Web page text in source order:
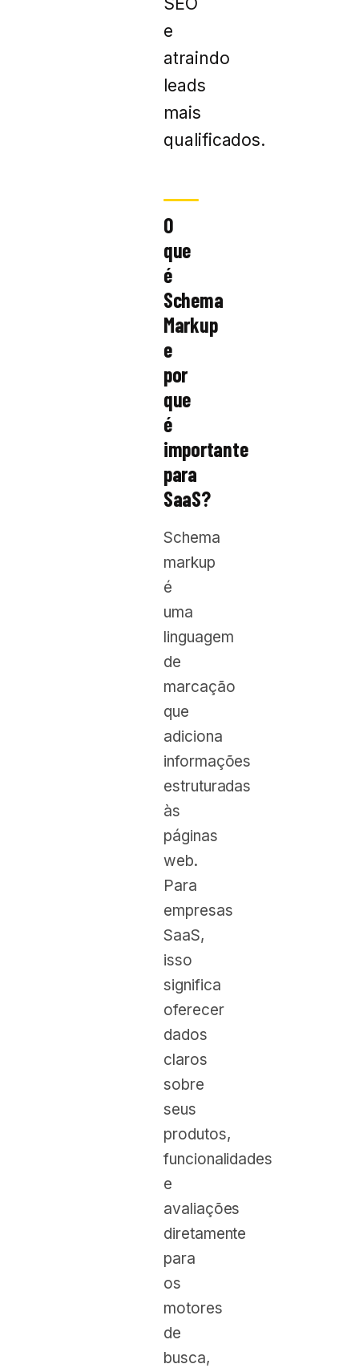
e
atraindo
leads
mais
qualificados.
O
que
é
Schema
Markup
e
por
que
é
importante
para
SaaS?
Schema
markup
é
uma
linguagem
de
marcação
que
adiciona
informações
estruturadas
às
páginas
web.
Para
empresas
SaaS,
isso
significa
oferecer
dados
claros
sobre
seus
produtos,
funcionalidades
e
avaliações
diretamente
para
os
motores
de
busca,